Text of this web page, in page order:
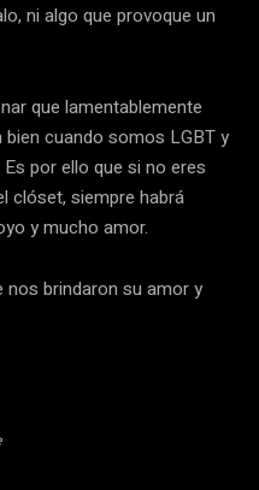
ni algo que provoque un
que lamentablemente
cuando somos LGBT y
por ello que si no eres
clóset, siempre habrá
y mucho amor.
nos brindaron su amor y